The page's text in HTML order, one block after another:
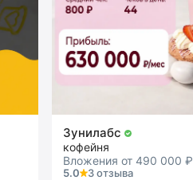
Зунилабс
кофейня
Вложения от 490 000 ₽
5.0
3 отзыва